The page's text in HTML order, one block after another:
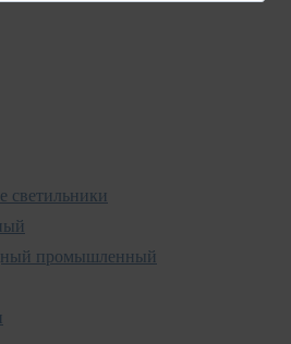
светильники
промышленный